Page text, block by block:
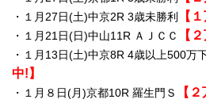
・１月27日(土)中京2R 3歳未勝利 【
・１月21日(日)中山11R ＡＪＣＣ 【
・１月13日(土)中京8R 4歳以上500万
中!】
・１月８日(月)京都10R 羅生門Ｓ 【